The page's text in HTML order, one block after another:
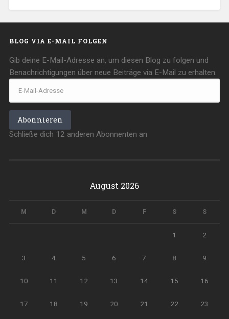
BLOG VIA E-MAIL FOLGEN
Gib deine E-Mail-Adresse an, um diesen Blog zu folgen und
Benachrichtigungen über neue Beiträge via E-Mail zu erhalten.
E-
Mail-
Abonnieren
Schließe dich 12 anderen Abonnenten an
August 2026
M D M D F S S
1 2
3 4 5 6 7 8 9
10 11 12 13 14 15 16
17 18 19 20 21 22 23